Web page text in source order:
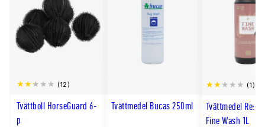
Sömmar
Utåtvända sömmar
Detaljer
Benresårer, fixlockspännen och svansflärp
Tvättboll HorseGuard 6-
p
(12)
Tvättmedel Bucas 250ml
Tvättmedel
Fine Wash 1L
(1)